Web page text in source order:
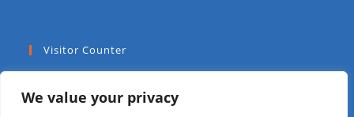
We value your privacy
Visitor Counter